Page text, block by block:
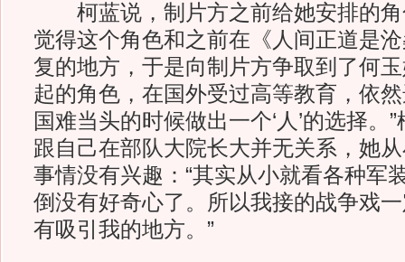
柯蓝说，制片方之前给她安排的角
觉得这个角色和之前在《人间正道是
复的地方，于是向制片方争取到了何
起的角色，在国外受过高等教育，依
国难当头的时候做出一个‘人’的选择。
跟自己在部队大院长大并无关系，她
事情没有兴趣：“其实从小就看各种军
倒没有好奇心了。所以我接的战争戏
有吸引我的地方。”